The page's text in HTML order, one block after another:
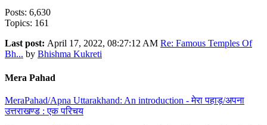
Posts: 6,630
Topics: 161
Last post: April 17, 2022, 08:27:12 AM Re: Famous Temples Of
Bh... by Bhishma Kukreti
Mera Pahad
MeraPahad/Apna Uttarakhand: An introduction - मेरा पहाड़/अपना
उत्तराखण्ड : एक परिचय